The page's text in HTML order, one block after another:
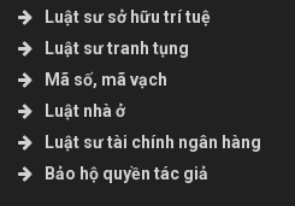
Luật sư sở hữu trí tuệ
Luật sư tranh tụng
Mã số, mã vạch
Luật nhà ở
Luật sư tài chính ngân hàng
Bảo hộ quyền tác giả